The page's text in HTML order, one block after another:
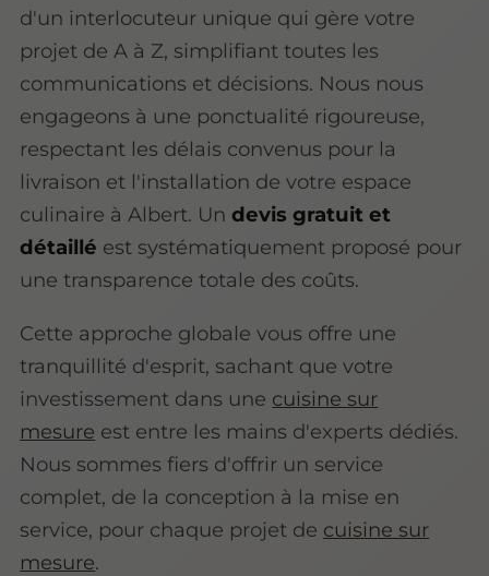
d'un interlocuteur unique qui gère votre
projet de A à Z, simplifiant toutes les
communications et décisions. Nous nous
engageons à une ponctualité rigoureuse,
respectant les délais convenus pour la
livraison et l'installation de votre espace
culinaire à Albert. Un devis gratuit et
détaillé est systématiquement proposé pour
une transparence totale des coûts.
Cette approche globale vous offre une
tranquillité d'esprit, sachant que votre
investissement dans une cuisine sur
mesure est entre les mains d'experts dédiés.
Nous sommes fiers d'offrir un service
complet, de la conception à la mise en
service, pour chaque projet de cuisine sur
mesure.